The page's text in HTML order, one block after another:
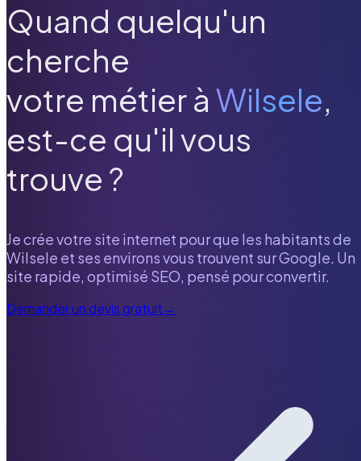
Quand quelqu'un
cherche
votre métier à Wilsele,
est-ce qu'il vous
trouve ?
Je crée votre site internet pour que les habitants de
Wilsele et ses environs vous trouvent sur Google. Un
site rapide, optimisé SEO, pensé pour convertir.
Demander un devis gratuit→